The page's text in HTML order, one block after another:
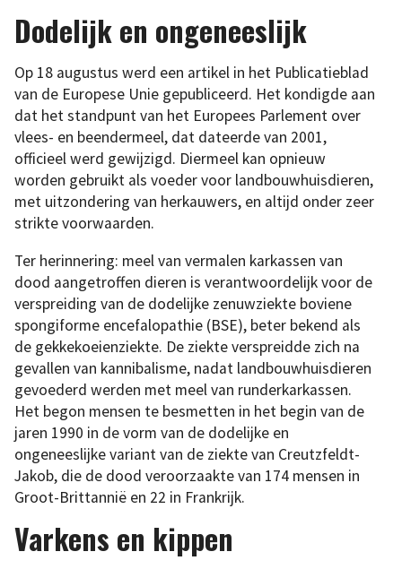
Dodelijk en ongeneeslijk
Op 18 augustus werd een artikel in het Publicatieblad
van de Europese Unie gepubliceerd. Het kondigde aan
dat het standpunt van het Europees Parlement over
vlees- en beendermeel, dat dateerde van 2001,
officieel werd gewijzigd. Diermeel kan opnieuw
worden gebruikt als voeder voor landbouwhuisdieren,
met uitzondering van herkauwers, en altijd onder zeer
strikte voorwaarden.
Ter herinnering: meel van vermalen karkassen van
dood aangetroffen dieren is verantwoordelijk voor de
verspreiding van de dodelijke zenuwziekte boviene
spongiforme encefalopathie (BSE), beter bekend als
de gekkekoeienziekte. De ziekte verspreidde zich na
gevallen van kannibalisme, nadat landbouwhuisdieren
gevoederd werden met meel van runderkarkassen.
Het begon mensen te besmetten in het begin van de
jaren 1990 in de vorm van de dodelijke en
ongeneeslijke variant van de ziekte van Creutzfeldt-
Jakob, die de dood veroorzaakte van 174 mensen in
Groot-Brittannië en 22 in Frankrijk.
Varkens en kippen